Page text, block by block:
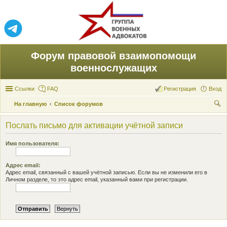
Форум правовой взаимопомощи
военнослужащих
Ссылки FAQ Вход
Регистрация
На главную
Список форумов
ои
Послать письмо для активации учётной записи
Имя пользователя:
Адрес email:
Адрес email, связанный с вашей учётной записью. Если вы не изменили его в
Личном разделе, то это адрес email, указанный вами при регистрации.